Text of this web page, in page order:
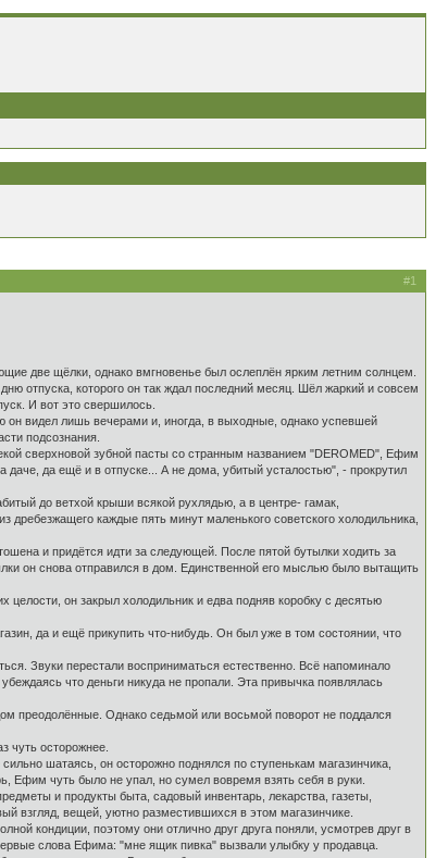
#1
две щёлки, однако вмгновенье был ослеплён ярким летним солнцем.
отпуска, которого он так ждал последний месяц. Шёл жаркий и совсем
И вот это свершилось.
видел лишь вечерами и, иногда, в выходные, однако успевшей
подсознания.
сверхновой зубной пасты со странным названием "DEROMED", Ефим
даче, да ещё и в отпуске... А не дома, убитый усталостью", - прокрутил
до ветхой крыши всякой рухлядью, а в центре- гамак,
дребезжащего каждые пять минут маленького советского холодильника,
и придётся идти за следующей. После пятой бутылки ходить за
он снова отправился в дом. Единственной его мыслью было вытащить
он закрыл холодильник и едва подняв коробку с десятью
да и ещё прикупить что-нибудь. Он был уже в том состоянии, что
Звуки перестали восприниматься естественно. Всё напоминало
что деньги никуда не пропали. Эта привычка появлялась
преодолённые. Однако седьмой или восьмой поворот не поддался
чуть осторожнее.
шатаясь, он осторожно поднялся по ступенькам магазинчика,
Ефим чуть было не упал, но сумел вовремя взять себя в руки.
и продукты быта, садовый инвентарь, лекарства, газеты,
взгляд, вещей, уютно разместившихся в этом магазинчике.
кондиции, поэтому они отлично друг друга поняли, усмотрев друг в
слова Ефима: "мне ящик пивка" вызвали улыбку у продавца.